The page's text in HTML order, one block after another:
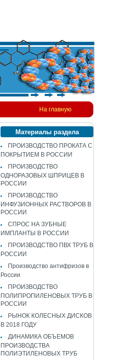
На главную
Материалы раздела
ПРОИЗВОДСТВО ПРОКАТА С
ПОКРЫТИЕМ В РОССИИ
ПРОИЗВОДСТВО
ОДНОРАЗОВЫХ ШПРИЦЕВ В
РОССИИ
ПРОИЗВОДСТВО
ИНФУЗИОННЫХ РАСТВОРОВ В
РОССИИ
СПРОС НА ЗУБНЫЕ
ИМПЛАНТЫ В РОССИИ
ПРОИЗВОДСТВО ПВХ ТРУБ В
РОССИИ
Производство антифризов в
России
ПРОИЗВОДСТВО
ПОЛИПРОПИЛЕНОВЫХ ТРУБ В
РОССИИ
РЫНОК КОЛЕСНЫХ ДИСКОВ
В 2018 ГОДУ
ДИНАМИКА ОБЪЕМОВ
ПРОИЗВОДСТВА
ПОЛИЭТИЛЕНОВЫХ ТРУБ